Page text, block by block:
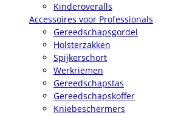
Kinderoveralls
Accessoires voor Professionals
Gereedschapsgordel
Holsterzakken
Spijkerschort
Werkriemen
Gereedschapstas
Gereedschapskoffer
Kniebeschermers